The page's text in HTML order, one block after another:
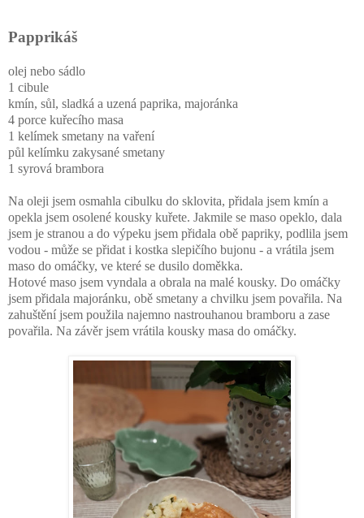
Papprikáš
olej nebo sádlo
1 cibule
kmín, sůl, sladká a uzená paprika, majoránka
4 porce kuřecího masa
1 kelímek smetany na vaření
půl kelímku zakysané smetany
1 syrová brambora
Na oleji jsem osmahla cibulku do sklovita, přidala jsem kmín a
opekla jsem osolené kousky kuřete. Jakmile se maso opeklo, dala
jsem je stranou a do výpeku jsem přidala obě papriky, podlila jsem
vodou - může se přidat i kostka slepičího bujonu - a vrátila jsem
maso do omáčky, ve které se dusilo doměkka.
Hotové maso jsem vyndala a obrala na malé kousky. Do omáčky
jsem přidala majoránku, obě smetany a chvilku jsem povařila. Na
zahuštění jsem použila najemno nastrouhanou bramboru a zase
povařila. Na závěr jsem vrátila kousky masa do omáčky.